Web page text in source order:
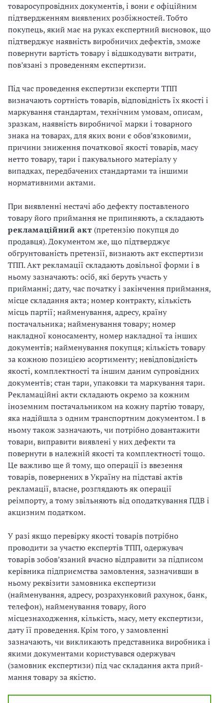
товаросупровідних документів, і вони є офіційним
підтвердженням виявлених розбіжностей. Тобто
покупець, який має на руках експертний висновок, що
підтверджує наявність виробничих дефектів, зможе
повернути вартість товару і відшкодувати витрати,
пов’язані з проведенням експертизи.
Під час проведення експертизи експерти ТПП
визначають сортність товарів, відповідність їх якості і
маркування стандартам, технічним умовам, описам,
зразкам, наявність виробничої марки і товарного
знака на товарах, для яких вони є обов’яз­ковими,
причини зниження початкової якості товарів, масу
нетто товару, тари і пакувального матеріалу у
випадках, передбачених стандартами та іншими
нормативними актами.
При виявленні нестачі або дефекту поставленого
товару його приймання не припиняють, а складають
рекламаційний акт (претензію покупця до
продавця). Документом же, що підтверджує
обгрунтованість претензії, визнають акт експертизи
ТПП. Акт рекламації складають довільної форми і в
ньому зазначають: осіб, які беруть участь у
прийманні; дату, час початку і закінчення приймання,
місце складання акта; номер контракту, кількість
місць партії; найменування, адресу, країну
постачальника; найменування товару; номер
накладної коносаменту, номер накладної та інших
документів; найменування покупця; кількість товару
за кожною позицією асортименту; невідповідність
якості, комплектності та іншим даним супровідних
документів; стан тари, упаковки та маркування тари.
Рекламаційні акти складають окремо за кожним
іноземним постачальником на кожну партію товару,
яка надійшла з одним транспортним документом. І в
ньому також зазначають, чи потрібно довантажити
товари, виправити виявлені у них дефекти та
повернути в належній якості та комплектності тощо.
Це важливо ще й тому, що операції із ввезення
товарів, повернених в Україну на підставі актів
рекламації, власне, розглядають як операції
реімпорту, а тому звільняють від оподаткування ПДВ і
акцизним податком.
У разі якщо перевірку якості товарів потрібно
проводити за участю експертів ТПП, одержувач
товарів зобов’язаний вчасно відправити за підписом
керівника підприємства замовлення, зазначивши в
ньому реквізити замовника експертизи
(найменування, адресу, розрахунковий рахунок, банк,
телефон), найменування товару, його
місцезнаходження, кількість, масу, мету експертизи,
дату її проведення. Крім того, у замовленні
зазначають, чи викликають представника виробника і
якими документами користувався одержувач
(замовник експертизи) під час складання акта прий­
мання товару за якістю.